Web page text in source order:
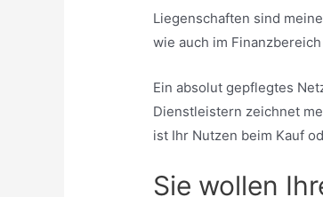
Liegenschaften sind
wie auch im
Ein absolut gepflegtes
Dienstleistern zeichnet
ist Ihr Nutzen beim Kauf
Sie wollen